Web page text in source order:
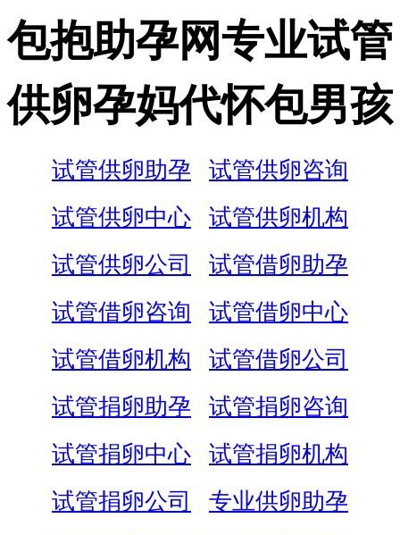
包抱助孕网专业试管
供卵孕妈代怀包男孩
试管供卵助孕
试管供卵咨询
试管供卵中心
试管供卵机构
试管供卵公司
试管借卵助孕
试管借卵咨询
试管借卵中心
试管借卵机构
试管借卵公司
试管捐卵助孕
试管捐卵咨询
试管捐卵中心
试管捐卵机构
试管捐卵公司
专业供卵助孕